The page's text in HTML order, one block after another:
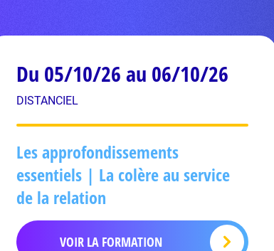
Du 05/10/26 au 06/10/26
DISTANCIEL
Les approfondissements
essentiels | La colère au service
de la relation
VOIR LA FORMATION